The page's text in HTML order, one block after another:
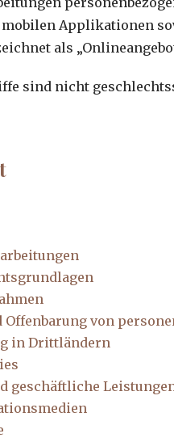
mobilen Applikationen
als
sind nicht
von
in Drittländern
geschäftliche